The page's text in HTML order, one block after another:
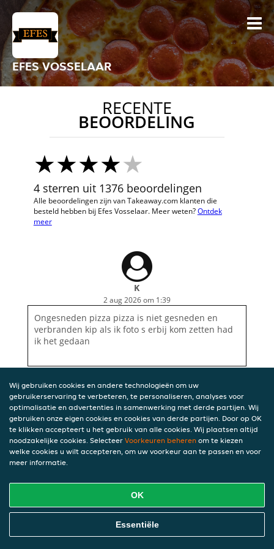
EFES VOSSELAAR
RECENTE
BEOORDELING
4 sterren uit 1376 beoordelingen
Alle beoordelingen zijn van Takeaway.com klanten die
besteld hebben bij Efes Vosselaar. Meer weten?Ontdek
meer
K
2 aug 2026 om 1:39
Ongesneden pizza pizza is niet gesneden en
verbranden kip als ik foto s erbij kom zetten had
ik het gedaan
Wij gebruiken cookies en andere technologieën om uw
gebruikerservaring te verbeteren, te personaliseren, analyses voor
optimalisatie en advertenties in samenwerking met derde partijen. Wij
gebruiken onze eigen cookies en cookies van derde partijen. Door op OK
te klikken accepteert u het gebruik van alle cookies. Wij plaatsen altijd
noodzakelijke cookies. Selecteer Voorkeuren beheren om te kiezen
welke cookies u wilt accepteren, om uw voorkeur aan te passen en voor
meer informatie.
OK
Essentiële